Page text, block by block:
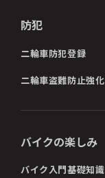
防犯
二輪車防犯登録
二輪車盗難防止強
バイクの楽しみ
バイク入門基礎知識